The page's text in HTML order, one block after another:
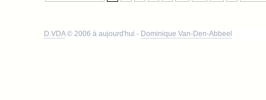
D.VDA© 2006 à aujourd'hui - Dominique Van-Den-Abbeel